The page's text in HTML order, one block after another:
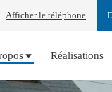
Afficher le téléphone
Réalisations